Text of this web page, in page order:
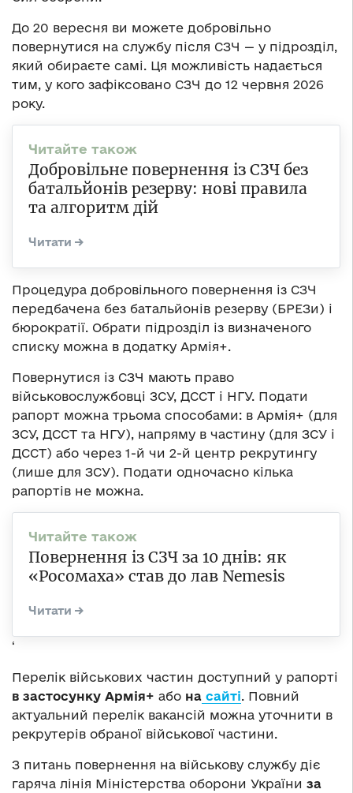
До 20 вересня ви можете добровільно
повернутися на службу після СЗЧ — у підрозділ,
який обираєте самі. Ця можливість надається
тим, у кого зафіксовано СЗЧ до 12 червня 2026
року.
Добровільне повернення із СЗЧ без
батальйонів резерву: нові правила
та алгоритм дій
Процедура добровільного повернення із СЗЧ
передбачена без батальйонів резерву (БРЕЗи) і
бюрократії. Обрати підрозділ із визначеного
списку можна в додатку Армія+.
Повернутися із СЗЧ мають право
військовослужбовці ЗСУ, ДССТ і НГУ. Подати
рапорт можна трьома способами: в Армія+ (для
ЗСУ, ДССТ та НГУ), напряму в частину (для ЗСУ і
ДССТ) або через 1-й чи 2-й центр рекрутингу
(лише для ЗСУ). Подати одночасно кілька
рапортів не можна.
Повернення із СЗЧ за 10 днів: як
«Росомаха» став до лав Nemesis
‘
Перелік військових частин доступний у рапорті
в застосунку Армія+ або на сайті. Повний
актуальний перелік вакансій можна уточнити в
рекрутерів обраної військової частини.
З питань повернення на військову службу діє
гаряча лінія Міністерства оборони України за